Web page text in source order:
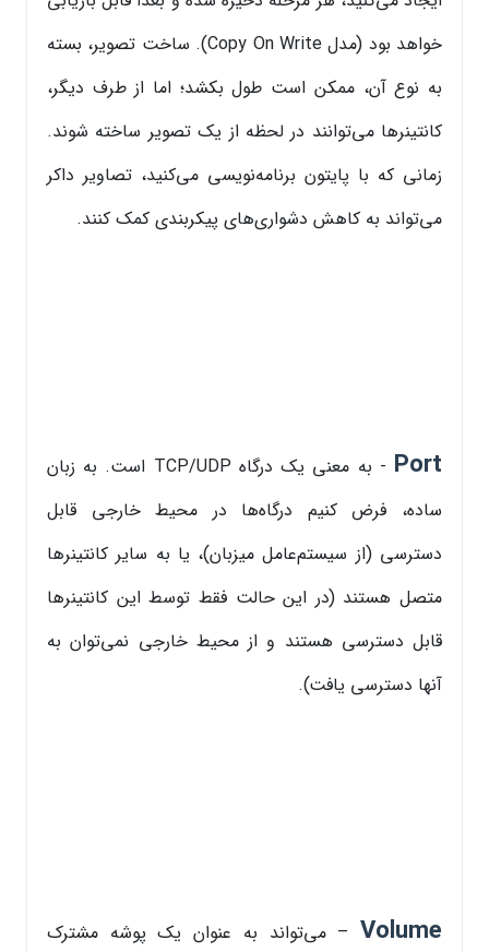
خواهد بود (مدل Copy On Write). ساخت تصویر، بسته
به نوع آن، ممکن است طول بکشد؛ اما از طرف دیگر،
کانتینرها می‌توانند در لحظه از یک تصویر ساخته شوند.
زمانی که با پایتون برنامه‌نویسی می‌کنید، تصاویر داکر
می‌تواند به کاهش دشواری‌های پیکربندی کمک کنند.
Port
- به معنی یک درگاه TCP/UDP است. به زبان
ساده، فرض کنیم درگاه‌ها در محیط خارجی قابل
دسترسی (از سیستم‌عامل میزبان)، یا به سایر کانتینرها
متصل هستند (در این حالت فقط توسط این کانتینرها
قابل دسترسی هستند و از محیط خارجی نمی‌توان به
آنها دسترسی یافت).
Volume – می‌تواند به عنوان یک پوشه مشترک